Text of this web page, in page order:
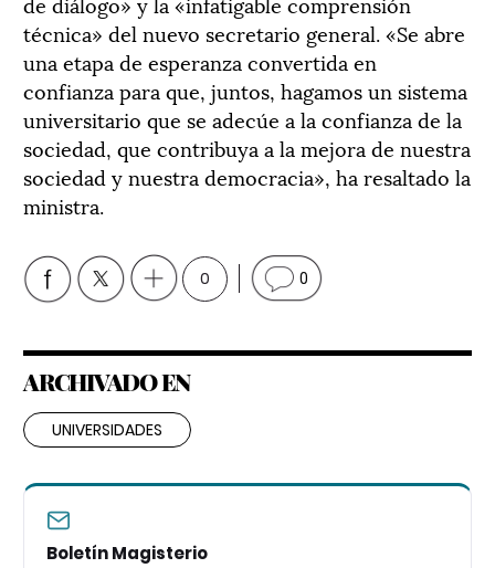
técnica» del nuevo secretario general. «Se abre
una etapa de esperanza convertida en
confianza para que, juntos, hagamos un sistema
universitario que se adecúe a la confianza de la
sociedad, que contribuya a la mejora de nuestra
sociedad y nuestra democracia», ha resaltado la
ministra.
0 0
ARCHIVADO EN
UNIVERSIDADES
Boletín Magisterio